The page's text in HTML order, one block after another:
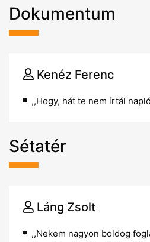
Dokumentum
Kenéz Ferenc
,,Hogy, hát te nem írtál
Sétatér
Láng Zsolt
,,Nekem nagyon boldog